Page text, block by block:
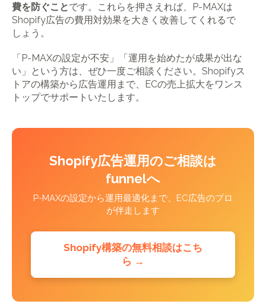
費を防ぐことです。これらを押さえれば、P-MAXは
Shopify広告の費用対効果を大きく改善してくれるで
しょう。
「P-MAXの設定が不安」「運用を始めたが成果が出な
い」という方は、ぜひ一度ご相談ください。Shopifyス
トアの構築から広告運用まで、ECの売上拡大をワンス
トップでサポートいたします。
Shopify広告運用のご相談は
funnelへ
P-MAXの設定から運用最適化まで、EC広告のプロ
が伴走します
Shopify構築の無料相談はこち
ら →